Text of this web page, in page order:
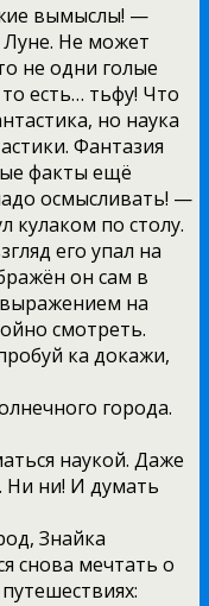
вымыслы! —
Не может
не одни голые
есть… тьфу! Что
но наука
Фантазия
факты ещё
осмысливать! —
кулаком по столу.
его упал на
он сам в
на
смотреть.
ка докажи,
города.
наукой. Даже
Ни ни! И думать
Знайка
снова мечтать о